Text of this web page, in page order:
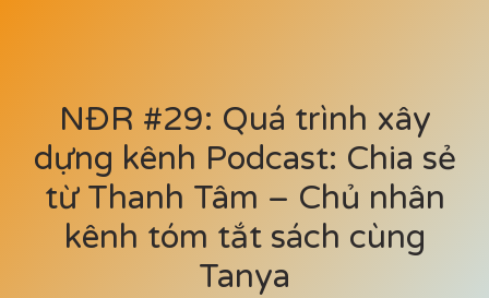
NĐR #29: Quá trình xây
dựng kênh Podcast: Chia sẻ
từ Thanh Tâm – Chủ nhân
kênh tóm tắt sách cùng
Tanya